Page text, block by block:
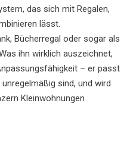
das sich mit Regalen,
lässt.
Bücherregal oder sogar als
ihn wirklich auszeichnet,
– er passt
sind, und wird
Kleinwohnungen